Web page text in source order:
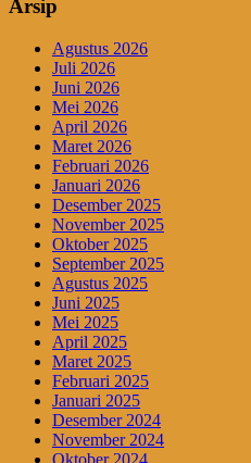
Arsip
Agustus 2026
Juli 2026
Juni 2026
Mei 2026
April 2026
Maret 2026
Februari 2026
Januari 2026
Desember 2025
November 2025
Oktober 2025
September 2025
Agustus 2025
Juni 2025
Mei 2025
April 2025
Maret 2025
Februari 2025
Januari 2025
Desember 2024
November 2024
Oktober 2024